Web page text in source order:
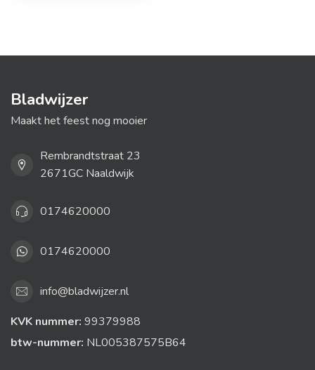
Bladwijzer
Maakt het feest nog mooier
Rembrandtstraat 23
2671GC Naaldwijk
0174620000
0174620000
info@bladwijzer.nl
KVK nummer: 99379988
btw-nummer: NL005387575B64